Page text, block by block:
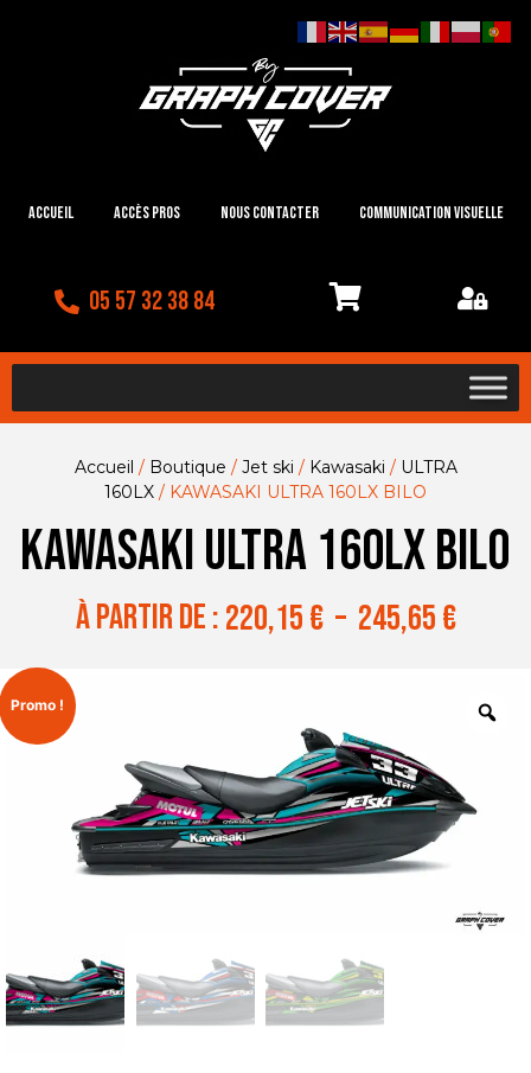
Accueil Accès Pros Nous contacter Communication visuelle
05 57 32 38 84
Accueil / Boutique / Jet ski / Kawasaki / ULTRA
160LX / KAWASAKI ULTRA 160LX BILO
KAWASAKI ULTRA 160LX BILO
à partir de :220,15€ – 245,65€
Promo !